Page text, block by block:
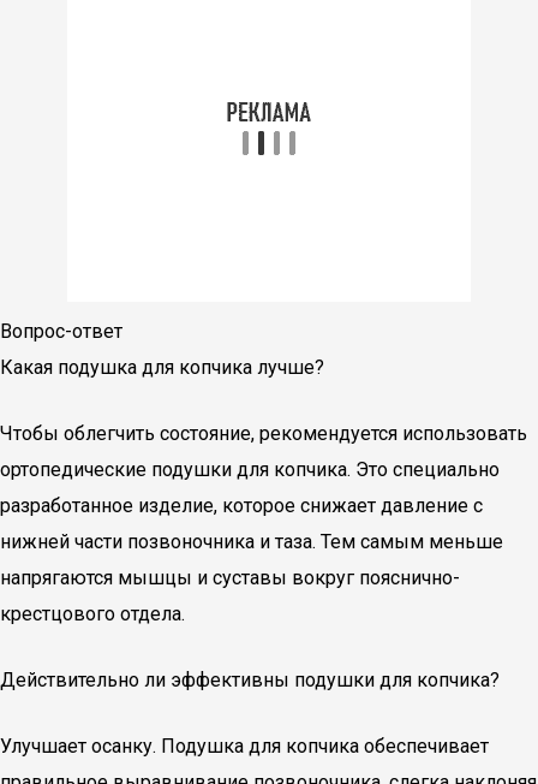
Вопрос-ответ
Какая подушка для копчика лучше?
Чтобы облегчить состояние, рекомендуется использовать
ортопедические подушки для копчика. Это специально
разработанное изделие, которое снижает давление с
нижней части позвоночника и таза. Тем самым меньше
напрягаются мышцы и суставы вокруг пояснично-
крестцового отдела.
Действительно ли эффективны подушки для копчика?
Улучшает осанку. Подушка для копчика обеспечивает